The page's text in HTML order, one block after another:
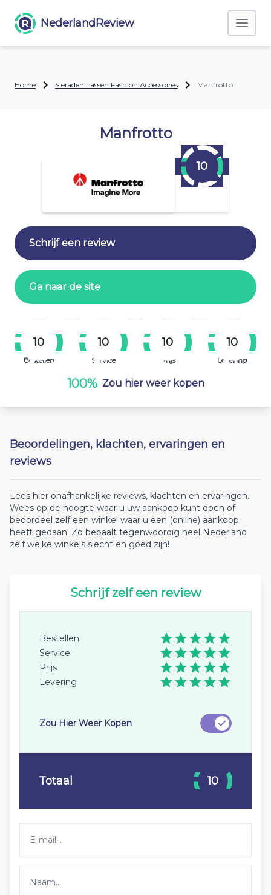
NederlandReview
Home Sieraden Tassen Fashion Accessoires Manfrotto
Manfrotto
10
Schrijf een review
Ga naar de site
10
Bestellen
10
Service
10
Prijs
10
Levering
100% Zou hier weer kopen
Beoordelingen, klachten, ervaringen en
reviews
Lees hier onafhankelijke reviews, klachten en ervaringen.
Wees op de hoogte waar u uw aankoop kunt doen of
beoordeel zelf een winkel waar u een (online) aankoop
heeft gedaan. Zo bepaalt tegenwoordig heel Nederland
zelf welke winkels slecht en goed zijn!
Schrijf zelf een review
Bestellen
Service
Prijs
Levering
Zou Hier Weer Kopen
Totaal 10